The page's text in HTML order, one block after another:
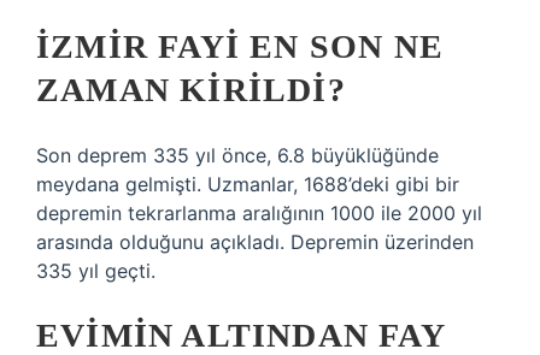
İZMIR FAYI EN SON NE
ZAMAN KIRILDI?
Son deprem 335 yıl önce, 6.8 büyüklüğünde
meydana gelmişti. Uzmanlar, 1688’deki gibi bir
depremin tekrarlanma aralığının 1000 ile 2000 yıl
arasında olduğunu açıkladı. Depremin üzerinden
335 yıl geçti.
EVIMIN ALTINDAN FAY